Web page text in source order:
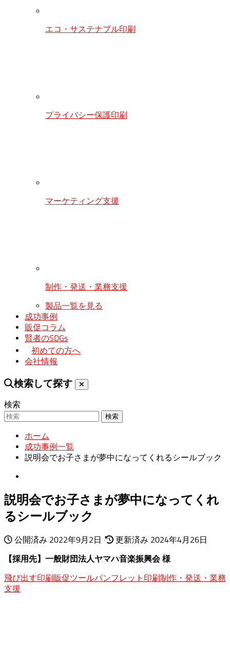
エコ・サステナブル印刷
プライバシー保護印刷
マーケティング支援
制作・発送・業務支援
製品一覧を見る
成功事例
販促コラム
賢者のSDGs
初めての方へ
会社情報
検索して探す
検索
検索
ホーム
成功事例一覧
説明会でお子さまが夢中になってくれるシールブック
説明会でお子さまが夢中になってくれ
るシールブック
公開済み 2022年9月2日 · 更新済み 2024年4月26日
【採用先】一般財団法人ヤマハ音楽振興会 様
飛び出す印刷販促ツールパンフレット印刷制作・発送・業務
支援